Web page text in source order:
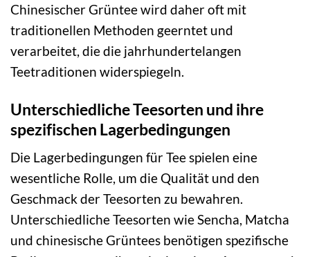
Chinesischer Grüntee wird daher oft mit
traditionellen Methoden geerntet und
verarbeitet, die die jahrhundertelangen
Teetraditionen widerspiegeln.
Unterschiedliche Teesorten und ihre
spezifischen Lagerbedingungen
Die Lagerbedingungen für Tee spielen eine
wesentliche Rolle, um die Qualität und den
Geschmack der Teesorten zu bewahren.
Unterschiedliche Teesorten wie Sencha, Matcha
und chinesische Grüntees benötigen spezifische